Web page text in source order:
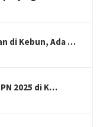
di Kebun, Ada …
2025 di K…